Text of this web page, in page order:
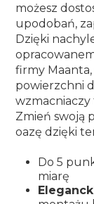
możesz
upodobań,
Dzięki
firmy
powierzchni
wzmacniaczy
Zmień swoją
oazę dzięki
Do 5
miarę